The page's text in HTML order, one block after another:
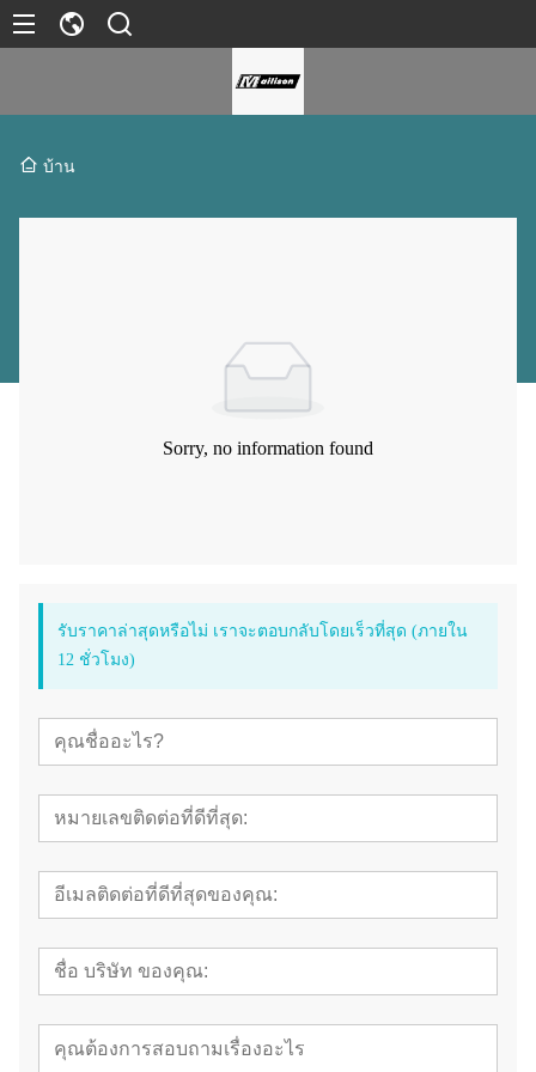
บ้าน
Sorry, no information found
รับราคาล่าสุดหรือไม่ เราจะตอบกลับโดยเร็วที่สุด (ภายใน
12 ชั่วโมง)